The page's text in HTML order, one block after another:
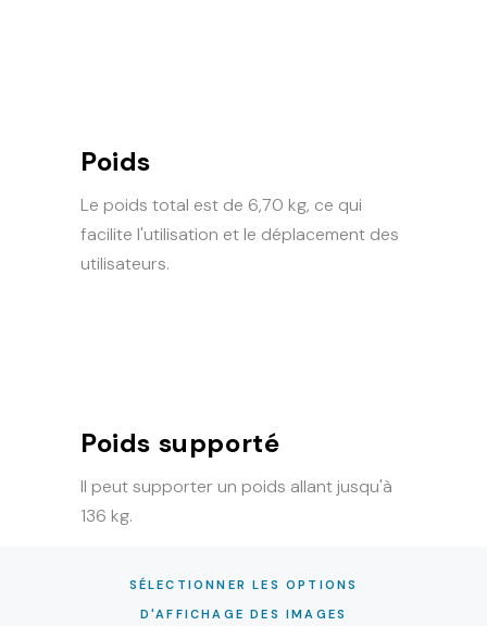
Poids
Le poids total est de 6,70 kg, ce qui
facilite l'utilisation et le déplacement des
utilisateurs.
Poids supporté
Il peut supporter un poids allant jusqu'à
136 kg.
SÉLECTIONNER LES OPTIONS
D'AFFICHAGE DES IMAGES